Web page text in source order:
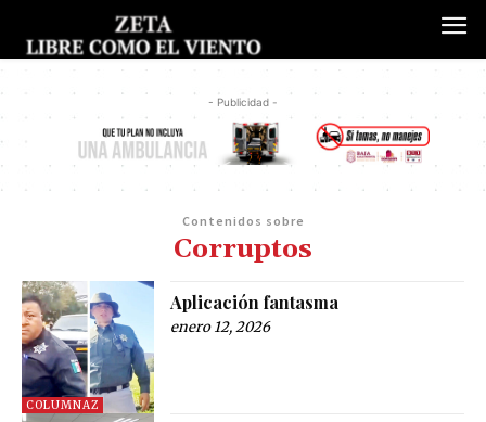
- Publicidad -
Contenidos sobre
Corruptos
COLUMNAZ
Aplicación fantasma
enero 12, 2026